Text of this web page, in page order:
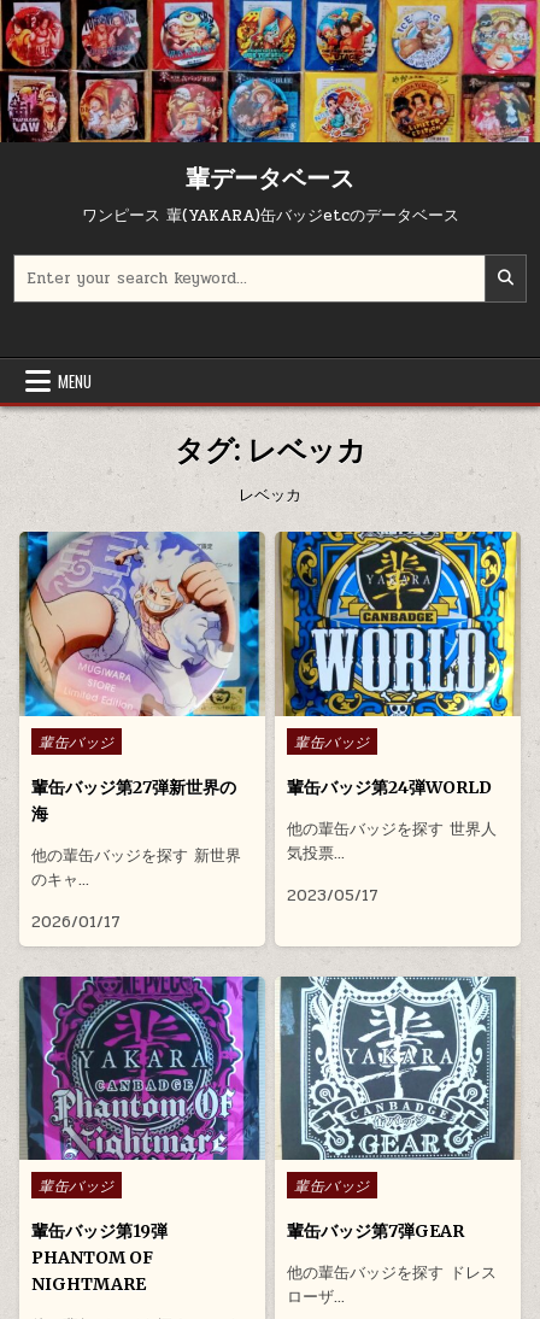
Skip to content
輩データベース
ワンピース 輩(YAKARA)缶バッジetcのデータベース
MENU
タグ: レベッカ
レベッカ
Posted in
輩缶バッジ
輩缶バッジ第27弾新世界の
海
他の輩缶バッジを探す 新世界
のキャ…
2026/01/17
Posted in
輩缶バッジ
輩缶バッジ第24弾WORLD
他の輩缶バッジを探す 世界人
気投票…
2023/05/17
Posted in
輩缶バッジ
輩缶バッジ第19弾
PHANTOM OF
NIGHTMARE
Posted in
輩缶バッジ
輩缶バッジ第7弾GEAR
他の輩缶バッジを探す ドレス
ローザ…